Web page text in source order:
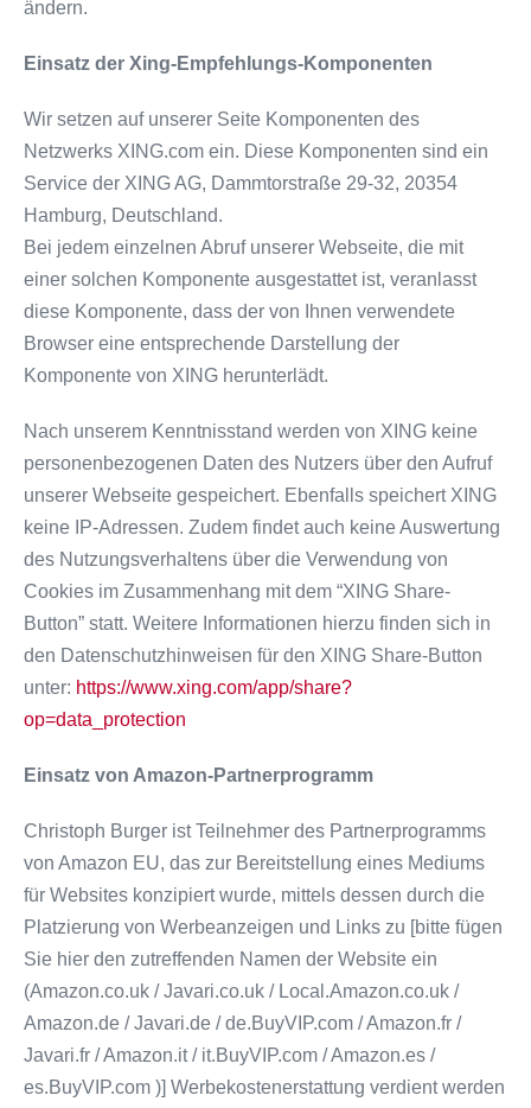
ändern.
Einsatz der Xing-Empfehlungs-Komponenten
Wir setzen auf unserer Seite Komponenten des
Netzwerks XING.com ein. Diese Komponenten sind ein
Service der XING AG, Dammtorstraße 29-32, 20354
Hamburg, Deutschland.
Bei jedem einzelnen Abruf unserer Webseite, die mit
einer solchen Komponente ausgestattet ist, veranlasst
diese Komponente, dass der von Ihnen verwendete
Browser eine entsprechende Darstellung der
Komponente von XING herunterlädt.
Nach unserem Kenntnisstand werden von XING keine
personenbezogenen Daten des Nutzers über den Aufruf
unserer Webseite gespeichert. Ebenfalls speichert XING
keine IP-Adressen. Zudem findet auch keine Auswertung
des Nutzungsverhaltens über die Verwendung von
Cookies im Zusammenhang mit dem “XING Share-
Button” statt. Weitere Informationen hierzu finden sich in
den Datenschutzhinweisen für den XING Share-Button
unter: https://www.xing.com/app/share?
op=data_protection
Einsatz von Amazon-Partnerprogramm
Christoph Burger ist Teilnehmer des Partnerprogramms
von Amazon EU, das zur Bereitstellung eines Mediums
für Websites konzipiert wurde, mittels dessen durch die
Platzierung von Werbeanzeigen und Links zu [bitte fügen
Sie hier den zutreffenden Namen der Website ein
(Amazon.co.uk / Javari.co.uk / Local.Amazon.co.uk /
Amazon.de / Javari.de / de.BuyVIP.com / Amazon.fr /
Javari.fr / Amazon.it / it.BuyVIP.com / Amazon.es /
es.BuyVIP.com )] Werbekostenerstattung verdient werden